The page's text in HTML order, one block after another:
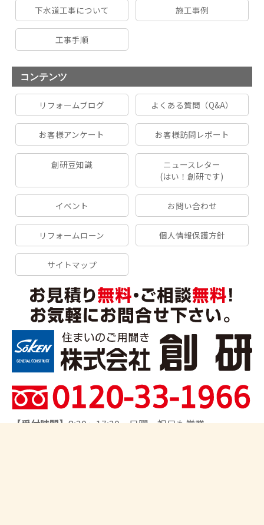
下水道工事について 施工事例
工事手順
コンテンツ
リフォームブログ よくある質問（Q&A）
お客様アンケート お客様訪問レポート
創研豆知識
ニュースレター
(はい！創研です)
イベント お問い合わせ
リフォームローン 個人情報保護方針
サイトマップ
【受付時間】8:30～17:30 日曜・祝日も営業